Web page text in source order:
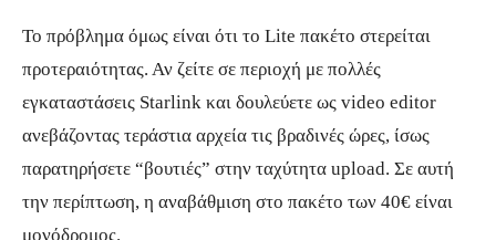
Το πρόβλημα όμως είναι ότι το Lite πακέτο στερείται
προτεραιότητας. Αν ζείτε σε περιοχή με πολλές
εγκαταστάσεις Starlink και δουλεύετε ως video editor
ανεβάζοντας τεράστια αρχεία τις βραδινές ώρες, ίσως
παρατηρήσετε “βουτιές” στην ταχύτητα upload. Σε αυτή
την περίπτωση, η αναβάθμιση στο πακέτο των 40€ είναι
μονόδρομος.